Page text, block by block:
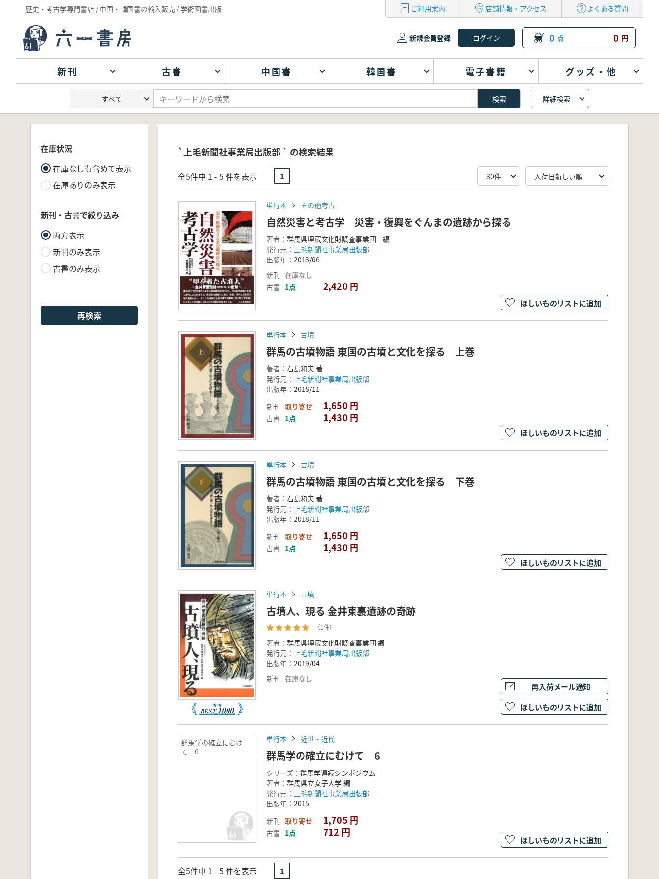
歴史・考古学専門書店 / 中国・韓国書の輸入販売 / 学術図書出版 ご利用案内 店舗情報・アクセス よくある質問
新規会員登録 0 点 0 円
新刊 古書 中国書 韓国書 電子書籍 グッズ・他
詳細検索
在庫状況
在庫なしも含めて表示
在庫ありのみ表示
新刊・古書で絞り込み
両方表示
新刊のみ表示
古書のみ表示
再検索
`上毛新聞社事業局出版部 ` の検索結果
全5件中 1 - 5 件を表示 1
単行本 その他考古
自然災害と考古学 災害・復興をぐんまの遺跡から探る
著者： 群馬県埋蔵文化財調査事業団 編
発行元： 上毛新聞社事業局出版部
出版年： 2013/06
新刊 在庫なし
古書 1点 2,420 円
ほしいものリストに追加
単行本 古墳
群馬の古墳物語 東国の古墳と文化を探る 上巻
著者： 右島和夫 著
発行元： 上毛新聞社事業局出版部
出版年： 2018/11
新刊 取り寄せ 1,650 円
古書 1点 1,430 円
ほしいものリストに追加
単行本 古墳
群馬の古墳物語 東国の古墳と文化を探る 下巻
著者： 右島和夫 著
発行元： 上毛新聞社事業局出版部
出版年： 2018/11
新刊 取り寄せ 1,650 円
古書 1点 1,430 円
ほしいものリストに追加
単行本 古墳
古墳人、現る 金井東裏遺跡の奇跡
（1件）
著者： 群馬県埋蔵文化財調査事業団 編
発行元： 上毛新聞社事業局出版部
出版年： 2019/04
新刊 在庫なし
再入荷メール通知
ほしいものリストに追加
群馬学の確立にむけ
て 6
単行本 近世・近代
群馬学の確立にむけて 6
シリーズ： 群馬学連続シンポジウム
著者： 群馬県立女子大学 編
発行元： 上毛新聞社事業局出版部
出版年： 2015
新刊 取り寄せ 1,705 円
古書 1点 712 円
ほしいものリストに追加
全5件中 1 - 5 件を表示 1